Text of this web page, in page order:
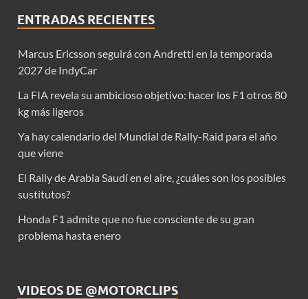
ENTRADAS RECIENTES
Marcus Ericsson seguirá con Andretti en la temporada
2027 de IndyCar
La FIA revela su ambicioso objetivo: hacer los F1 otros 80
kg más ligeros
Ya hay calendario del Mundial de Rally-Raid para el año
que viene
El Rally de Arabia Saudí en el aire, ¿cuáles son los posibles
sustitutos?
Honda F1 admite que no fue consciente de su gran
problema hasta enero
VIDEOS DE @MOTORCLIPS